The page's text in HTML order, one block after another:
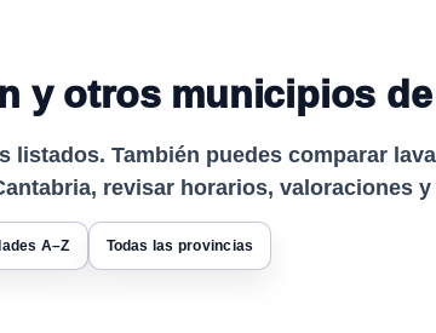
y otros municipios
listados. También puedes comparar
revisar horarios, valoraciones
A–Z Todas las provincias